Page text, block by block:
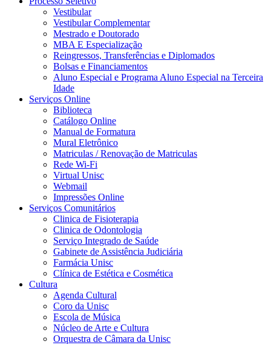
Vestibular
Vestibular Complementar
Mestrado e Doutorado
MBA E Especialização
Reingressos, Transferências e Diplomados
Bolsas e Financiamentos
Aluno Especial e Programa Aluno Especial na Terceira
Idade
Serviços Online
Biblioteca
Catálogo Online
Manual de Formatura
Mural Eletrônico
Matriculas / Renovação de Matriculas
Rede Wi-Fi
Virtual Unisc
Webmail
Impressões Online
Serviços Comunitários
Clinica de Fisioterapia
Clinica de Odontologia
Serviço Integrado de Saúde
Gabinete de Assistência Judiciária
Farmácia Unisc
Clínica de Estética e Cosmética
Cultura
Agenda Cultural
Coro da Unisc
Escola de Música
Núcleo de Arte e Cultura
Orquestra de Câmara da Unisc